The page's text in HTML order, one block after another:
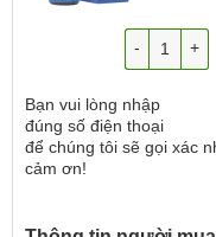
Bạn vui lòng nhập
đúng số điện thoại
để chúng tôi sẽ gọi xác
cảm ơn!